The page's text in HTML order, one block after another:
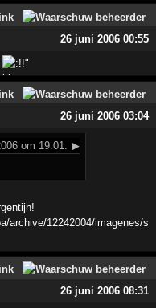
26 juni 2006 00:55
!!"
26 juni 2006 03:04
om 19:01: ▶
26 juni 2006 08:31